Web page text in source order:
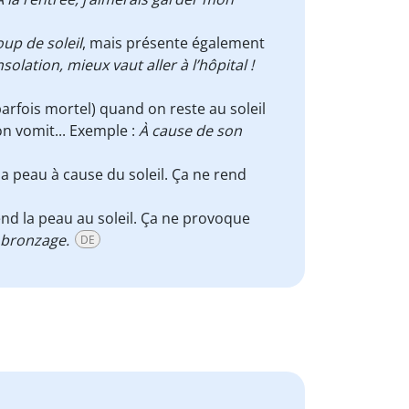
de soleil, mais présente également
mieux vaut aller à l’hôpital !
mortel) quand on reste au soleil
vomit... Exemple : À cause de son
peau à cause du soleil. Ça ne rend
la peau au soleil. Ça ne provoque
DE